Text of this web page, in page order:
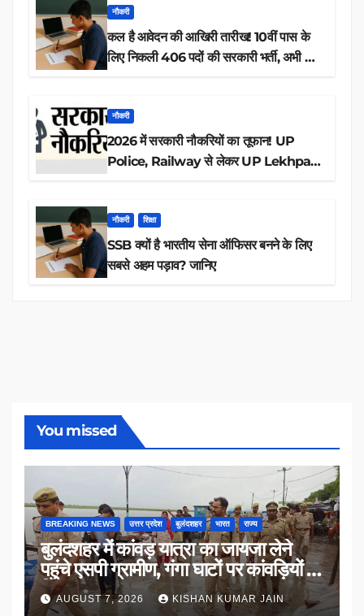
नौकरी
कल है आवेदन की आखिरी तारीख! 10वीं पास के
लिए निकली 406 पदों की सरकारी भर्ती, अभी करें
नौकरी
2026 में सरकारी नौकरियों का तूफान! UP
Police, Railway से लेकर UP Lekhpal
नौकरी शिक्षा
SSB क्यों है भारतीय सेना ऑफिसर बनने के लिए
सबसे अहम पड़ाव? जानिए
You missed
BREAKING NEWS उत्तर प्रदेश बुलंदशहर भारत राज्य
बुलंदशहर में कांवड़ यात्रा का जायजा लेने
पहुंचे एसपी ग्रामीण, गंगा घाटों पर कांवड़ियों से
किया संवाद
AUGUST 7, 2026 KISHAN KUMAR JAIN